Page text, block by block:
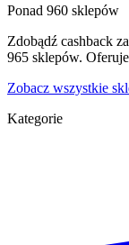
Ponad 960 sklepów
Zdobądź cashback
965 sklepów.
Zobacz wszystkie
Kategorie